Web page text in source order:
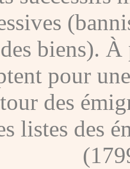
biens).
pour
des
listes des